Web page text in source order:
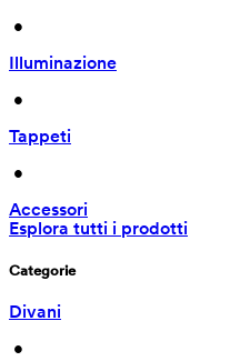
•
Illuminazione
•
Tappeti
•
Accessori
Esplora tutti i prodotti
Categorie
Divani
•